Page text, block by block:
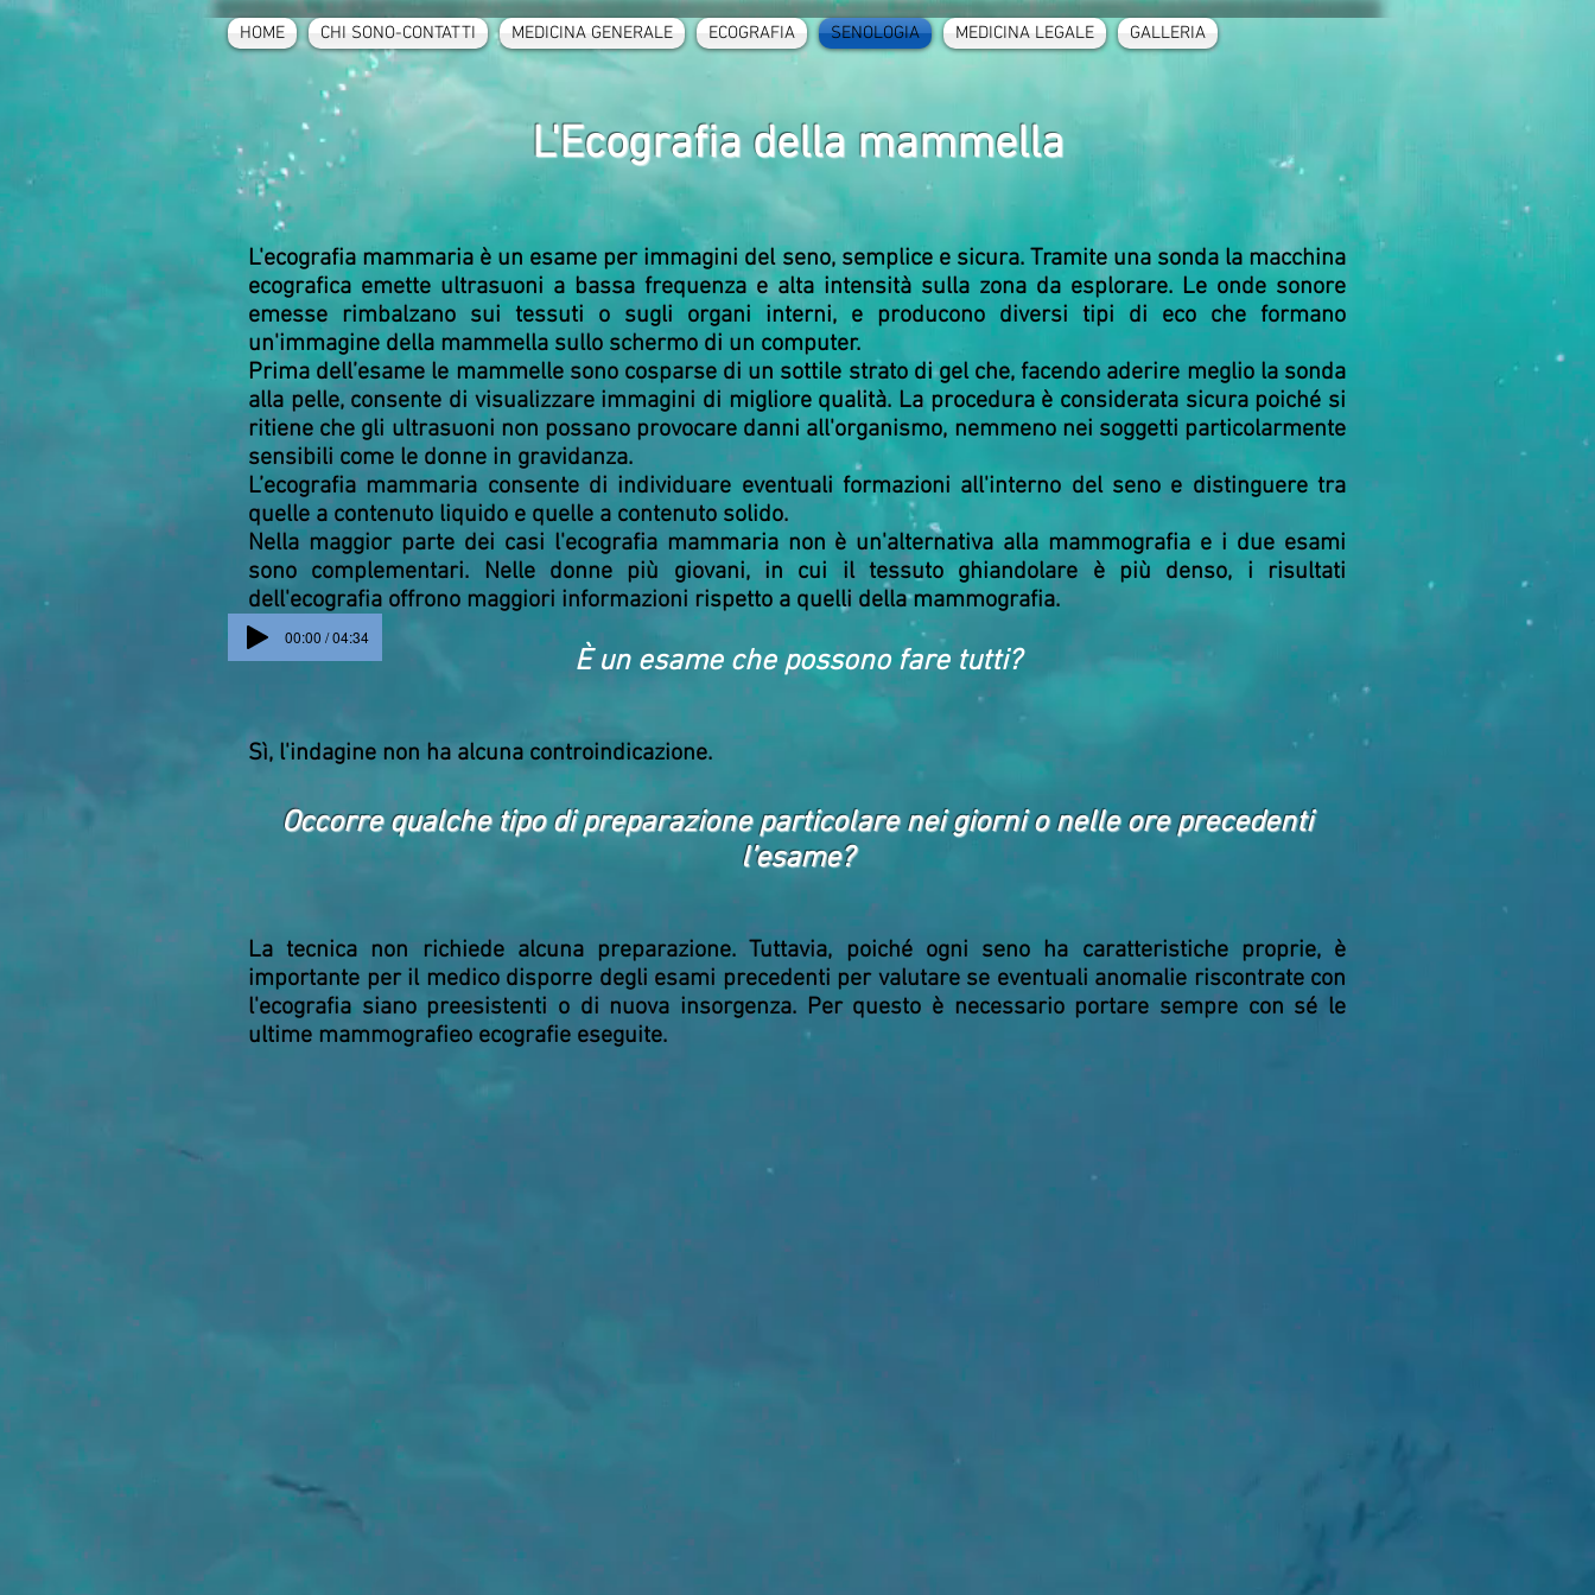
HOME CHI SONO-CONTATTI MEDICINA GENERALE ECOGRAFIA SENOLOGIA MEDICINA LEGALE GALLERIA
L'Ecografia della mammella
L'ecografia mammaria è un esame per immagini del seno, semplice e sicura. Tramite una sonda la macchina
ecografica emette ultrasuoni a bassa frequenza e alta intensità sulla zona da esplorare. Le onde sonore
emesse rimbalzano sui tessuti o sugli organi interni, e producono diversi tipi di eco che formano
un'immagine della mammella sullo schermo di un computer.
Prima dell’esame le mammelle sono cosparse di un sottile strato di gel che, facendo aderire meglio la sonda
alla pelle, consente di visualizzare immagini di migliore qualità. La procedura è considerata sicura poiché si
ritiene che gli ultrasuoni non possano provocare danni all'organismo, nemmeno nei soggetti particolarmente
sensibili come le donne in gravidanza.
L’ecografia mammaria consente di individuare eventuali formazioni all'interno del seno e distinguere tra
quelle a contenuto liquido e quelle a contenuto solido.
Nella maggior parte dei casi l'ecografia mammaria non è un'alternativa alla mammografia e i due esami
sono complementari. Nelle donne più giovani, in cui il tessuto ghiandolare è più denso, i risultati
dell'ecografia offrono maggiori informazioni rispetto a quelli della mammografia.
È un esame che possono fare tutti?
Sì, l'indagine non ha alcuna controindicazione.
Occorre qualche tipo di preparazione particolare nei giorni o nelle ore precedenti
l’esame?
La tecnica non richiede alcuna preparazione. Tuttavia, poiché ogni seno ha caratteristiche proprie, è
importante per il medico disporre degli esami precedenti per valutare se eventuali anomalie riscontrate con
l'ecografia siano preesistenti o di nuova insorgenza. Per questo è necessario portare sempre con sé le
ultime mammografieo ecografie eseguite.
00:00 / 04:34